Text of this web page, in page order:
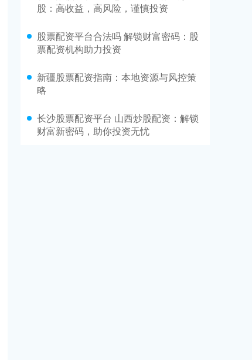
股：高收益，高风险，谨慎投资
股票配资平台合法吗 解锁财富密码：股
票配资机构助力投资
新疆股票配资指南：本地资源与风控策
略
长沙股票配资平台 山西炒股配资：解锁
财富新密码，助你投资无忧